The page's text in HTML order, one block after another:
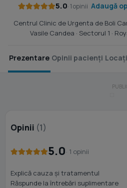
5.0· 1 opinii Adaugă
Centrul Clinic de Urgenta de Boli
Vasile Candea · Sectorul 1 ·
Prezentare Opinii pacienți
Opinii (1)
5.0· 1 opinii
Explică cauza și tratamentul
Răspunde la întrebări suplimentare